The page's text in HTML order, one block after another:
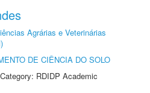
Agrárias e Veterinárias
DE CIÊNCIA DO SOLO
RDIDP Academic